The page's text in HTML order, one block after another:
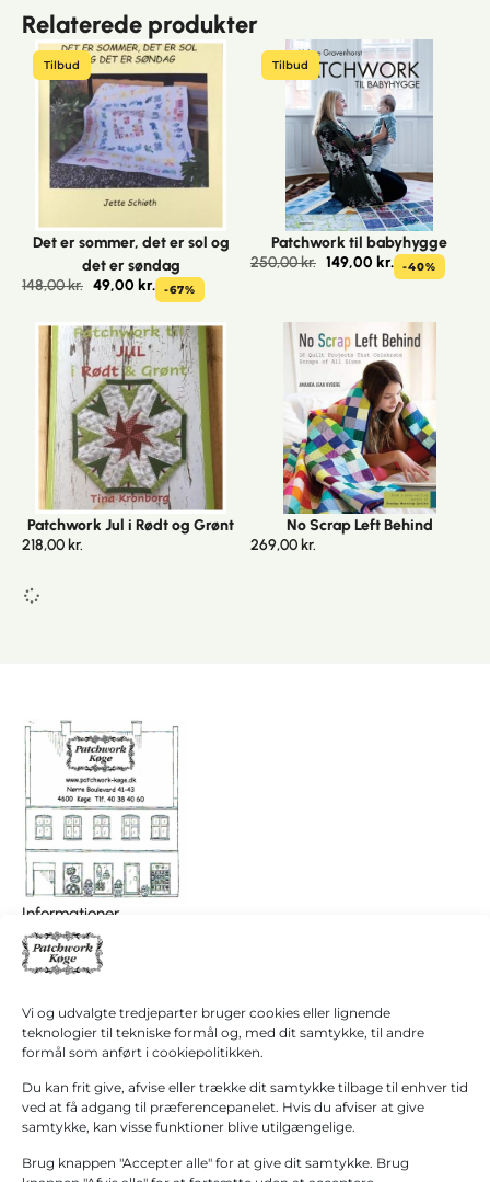
Vi og udvalgte tredjeparter bruger cookies eller lignende
teknologier til tekniske formål og, med dit samtykke, til andre
formål som anført i cookiepolitikken.
Du kan frit give, afvise eller trække dit samtykke tilbage til enhver tid
ved at få adgang til præferencepanelet. Hvis du afviser at give
samtykke, kan visse funktioner blive utilgængelige.
Brug knappen "Accepter alle" for at give dit samtykke. Brug
I
alt
0,00kr.
Køb for
1.000,00kr.
fragt!
Gå til
Relaterede produkter
Tilbud
Det er sommer, det er sol og
det er søndag
148,00kr. 49,00 kr. -67%
Tilbud
Patchwork til babyhygge
250,00kr. 149,00 kr. -40%
Patchwork Jul i Rødt og Grønt
218,00 kr.
No Scrap Left Behind
269,00 kr.
Informationer
Patchwork Køge/ Patchwork Butikken
+45 40 38 40 60
Kontakt os
Butikken
Mandag - tirsdag: 10:00 - 16.30
Torsdag - fredag: 10:00 - 16.30
Lørdag: 10:00 - 13:00 Første lørdag i måneden
(1. September – 31. Marts)
Grupper modtages gerne efter aftale.